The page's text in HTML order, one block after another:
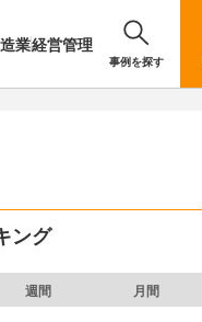
業経営管理
事例を探す
ング
週間 月間